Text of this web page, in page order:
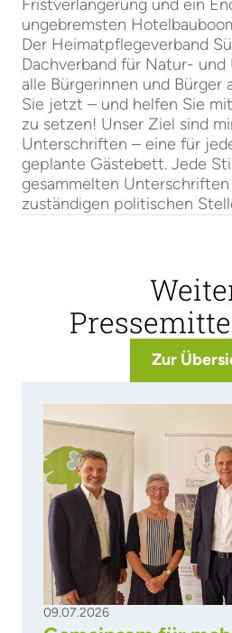
Fristverlängerung und ein
ungebremsten
Der Heimatpflegeverband
Dachverband für Natur-
alle Bürgerinnen und Bürger
Sie jetzt – und helfen Sie
zu setzen! Unser Ziel sind
Unterschriften – eine für
geplante Gästebett. Jede
gesammelten
zuständigen politischen
Zur
09.07.2026